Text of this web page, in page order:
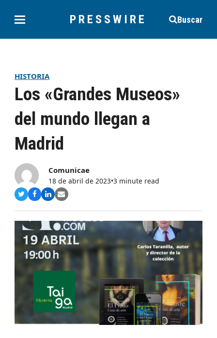
PRESSWIRE Buscar
HISTORIA
Los «Grandes Museos»
del mundo llegan a
Madrid
Comunicae
18 de abril de 2023•3 minute read
Compartir
Twitter
Compartir
Facebook
Compartir
LinkedIn
Share
Email